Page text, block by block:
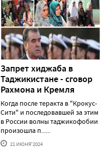
Запрет хиджаба в
Таджикистане - сговор
Рахмона и Кремля
Когда после теракта в "Крокус-
Сити" и последовавшей за этим
в России волны таджикофобии
произошла п......
21 ИЮНЯ'2024